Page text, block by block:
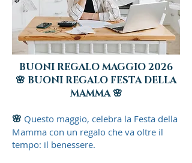
BUONI REGALO MAGGIO 2026
🌸 BUONI REGALO FESTA DELLA
MAMMA 🌸
🌸 Questo maggio, celebra la Festa della
Mamma con un regalo che va oltre il
tempo: il benessere.